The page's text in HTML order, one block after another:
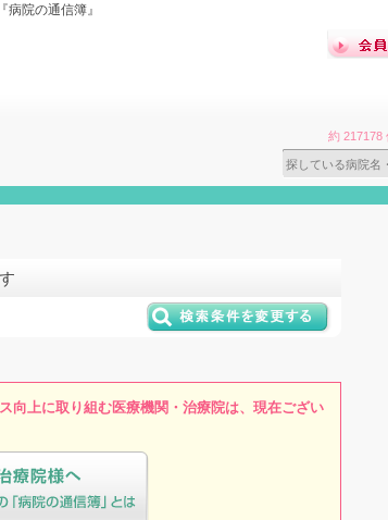
院の通信簿』
約 217178
向上に取り組む医療機関・治療院は、現在ござい